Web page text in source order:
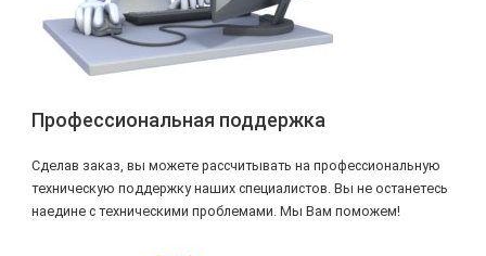
Профессиональная поддержка
Сделав заказ, вы можете рассчитывать на профессиональную
техническую поддержку наших специалистов. Вы не останетесь
наедине с техническими проблемами. Мы Вам поможем!